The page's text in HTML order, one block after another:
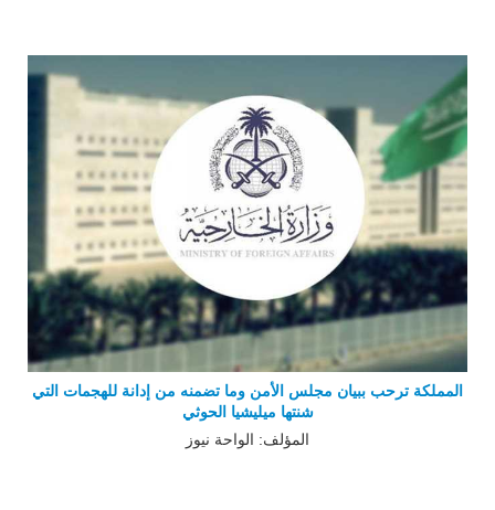
المملكة ترحب ببيان مجلس الأمن وما تضمنه من إدانة للهجمات التي
شنتها ميليشيا الحوثي
المؤلف: الواحة نيوز